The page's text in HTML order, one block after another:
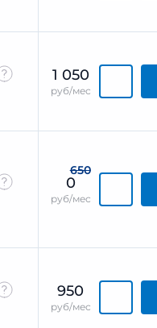
1 050
руб/мес
650
0
руб/мес
950
руб/мес